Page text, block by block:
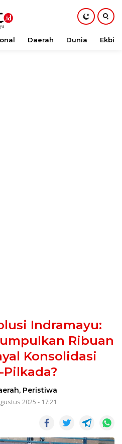
Daerah Dunia Ekbis
Indramayu:
Ribuan
Konsolidasi
Pilkada?
, Peristiwa
2025 - 17:21